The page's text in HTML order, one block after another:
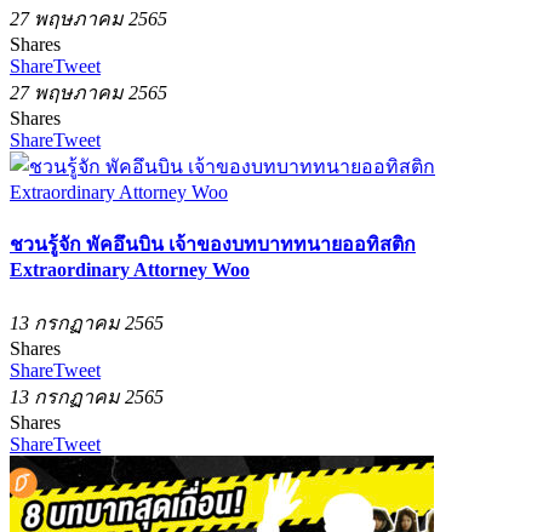
27 พฤษภาคม 2565
Shares
ShareTweet
27 พฤษภาคม 2565
Shares
ShareTweet
ชวนรู้จัก พัคอึนบิน เจ้าของบทบาททนายออทิสติก
Extraordinary Attorney Woo
13 กรกฏาคม 2565
Shares
ShareTweet
13 กรกฏาคม 2565
Shares
ShareTweet